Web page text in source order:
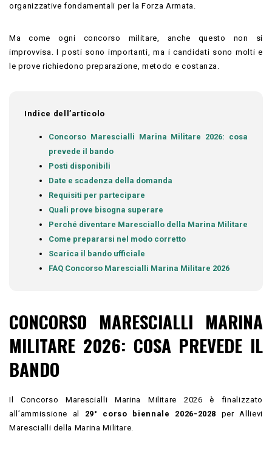
organizzative fondamentali per la Forza Armata.
Ma come ogni concorso militare, anche questo non si
improvvisa. I posti sono importanti, ma i candidati sono molti e
le prove richiedono preparazione, metodo e costanza.
Indice dell’articolo
Concorso Marescialli Marina Militare 2026: cosa
prevede il bando
Posti disponibili
Date e scadenza della domanda
Requisiti per partecipare
Quali prove bisogna superare
Perché diventare Maresciallo della Marina Militare
Come prepararsi nel modo corretto
Scarica il bando ufficiale
FAQ Concorso Marescialli Marina Militare 2026
CONCORSO MARESCIALLI MARINA
MILITARE 2026: COSA PREVEDE IL
BANDO
Il Concorso Marescialli Marina Militare 2026 è finalizzato
all’ammissione al 29° corso biennale 2026-2028 per Allievi
Marescialli della Marina Militare.